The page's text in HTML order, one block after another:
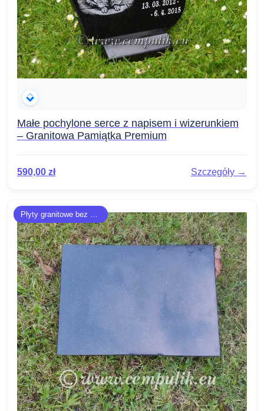
Małe pochylone serce z napisem i wizerunkiem
– Granitowa Pamiątka Premium
590,00 zł Szczegóły →
Płyty granitowe bez napisu